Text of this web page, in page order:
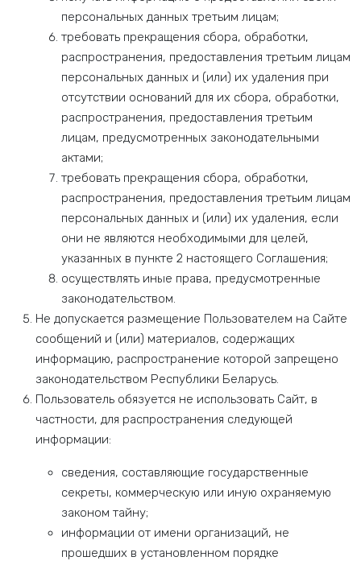
персональных данных третьим лицам;
требовать прекращения сбора, обработки,
распространения, предоставления третьим лицам
персональных данных и (или) их удаления при
отсутствии оснований для их сбора, обработки,
распространения, предоставления третьим
лицам, предусмотренных законодательными
актами;
требовать прекращения сбора, обработки,
распространения, предоставления третьим лицам
персональных данных и (или) их удаления, если
они не являются необходимыми для целей,
указанных в пункте 2 настоящего Соглашения;
осуществлять иные права, предусмотренные
законодательством.
Не допускается размещение Пользователем на Сайте
сообщений и (или) материалов, содержащих
информацию, распространение которой запрещено
законодательством Республики Беларусь.
Пользователь обязуется не использовать Сайт, в
частности, для распространения следующей
информации:
сведения, составляющие государственные
секреты, коммерческую или иную охраняемую
законом тайну;
информации от имени организаций, не
прошедших в установленном порядке